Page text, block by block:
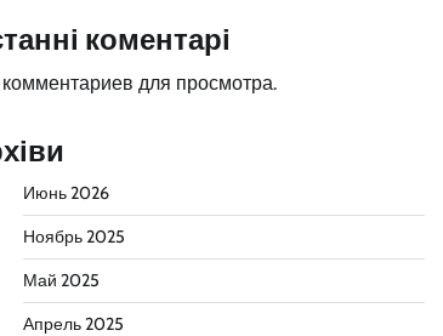
коментарі
для просмотра.
Июнь 2026
Ноябрь 2025
Май 2025
Апрель 2025